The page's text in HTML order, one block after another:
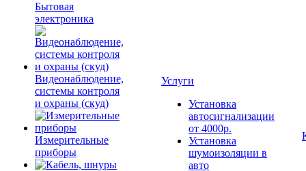
Бытовая
электроника
Видеонаблюдение,
системы контроля
и охраны (скуд)
Измерительные
приборы
Услуги
Установка
автосигнализации
от 4000р.
Установка
шумоизоляции в
авто